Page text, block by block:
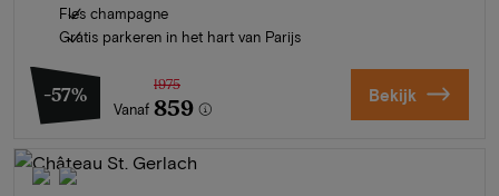
Fles champagne
Gratis parkeren in het hart van Parijs
-57%
Vanaf
1975
859 Bekijk